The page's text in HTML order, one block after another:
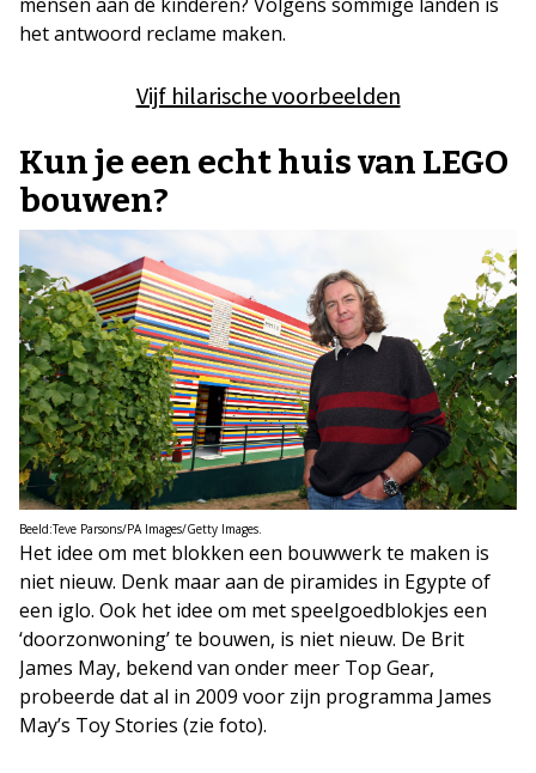
het antwoord reclame maken.
Vijf hilarische voorbeelden
Kun je een echt huis van LEGO
bouwen?
Beeld:Teve Parsons/PA Images/Getty Images.
Het idee om met blokken een bouwwerk te maken is
niet nieuw. Denk maar aan de piramides in Egypte of
een iglo. Ook het idee om met speelgoedblokjes een
‘doorzonwoning’ te bouwen, is niet nieuw. De Brit
James May, bekend van onder meer Top Gear,
probeerde dat al in 2009 voor zijn programma James
May’s Toy Stories (zie foto).